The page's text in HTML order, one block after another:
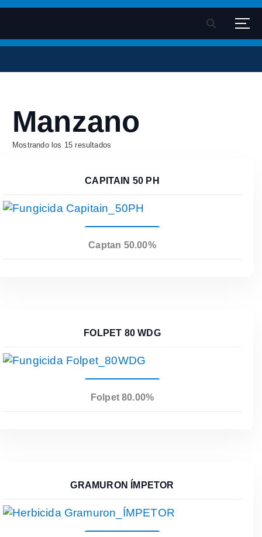
S
i
Manzano
Mostrando los 15 resultados
CAPITAIN 50 PH
Leer Más
Captan 50.00%
FOLPET 80 WDG
Leer Más
Folpet 80.00%
GRAMURON ÍMPETOR